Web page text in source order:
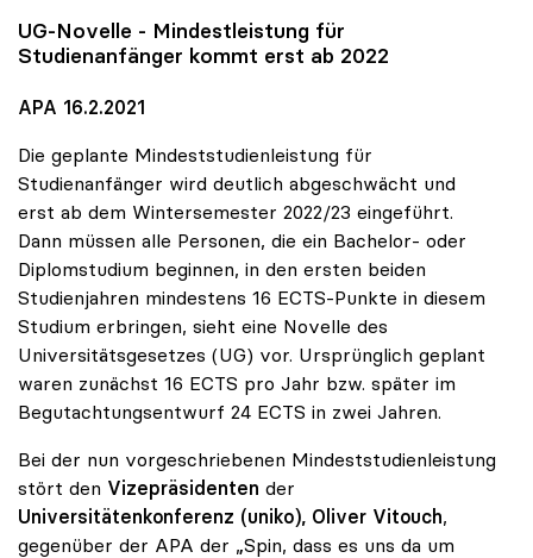
UG-Novelle - Mindestleistung für
Studienanfänger kommt erst ab 2022
APA 16.2.2021
Die geplante Mindeststudienleistung für
Studienanfänger wird deutlich abgeschwächt und
erst ab dem Wintersemester 2022/23 eingeführt.
Dann müssen alle Personen, die ein Bachelor- oder
Diplomstudium beginnen, in den ersten beiden
Studienjahren mindestens 16 ECTS-Punkte in diesem
Studium erbringen, sieht eine Novelle des
Universitätsgesetzes (UG) vor. Ursprünglich geplant
waren zunächst 16 ECTS pro Jahr bzw. später im
Begutachtungsentwurf 24 ECTS in zwei Jahren.
Bei der nun vorgeschriebenen Mindeststudienleistung
stört den Vizepräsidenten der
Universitätenkonferenz (uniko), Oliver Vitouch,
gegenüber der APA der „Spin, dass es uns da um